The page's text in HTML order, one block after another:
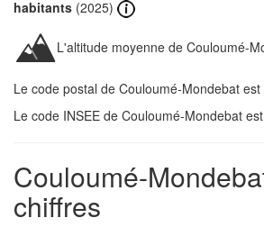
habitants (2025)
L'altitude moyenne de Couloumé-
Le code postal de Couloumé-Mondebat est
Le code INSEE de Couloumé-Mondebat
Couloumé-
chiffres